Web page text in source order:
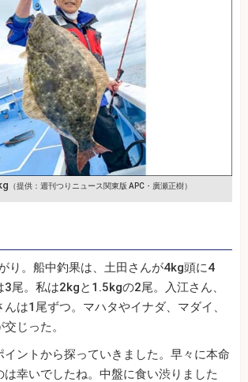
（提供：週刊つりニュース関東版 APC・廣瀬正樹）
り。船中釣果は、土田さんが4kg頭に4
3尾。私は2kgと1.5kgの2尾。入江さん、
は1尾ずつ。マハタやイナダ、マダイ、
じった。
イントから探っていきました。早々に本命
は幸いでしたね。中盤に食い渋りました